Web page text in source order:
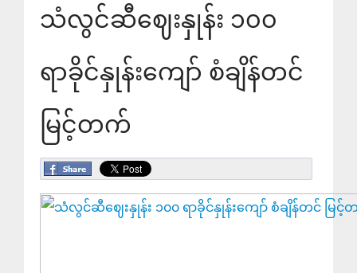
သံလွင်ဆီဈေးနှုန်း ၁၀၀
ရာခိုင်နှုန်းကျော် စံချိန်တင်
မြင့်တက်